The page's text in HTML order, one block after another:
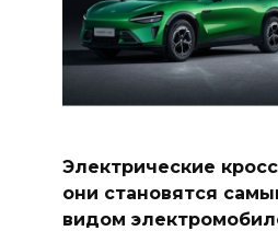
Электрические
они становятся
видом